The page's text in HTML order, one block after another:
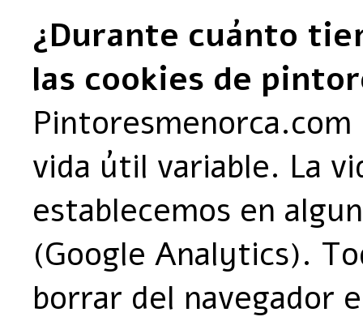
¿Durante cuánto
las cookies de
vida útil variable. La
establecemos en
(Google Analytics).
borrar del navegador